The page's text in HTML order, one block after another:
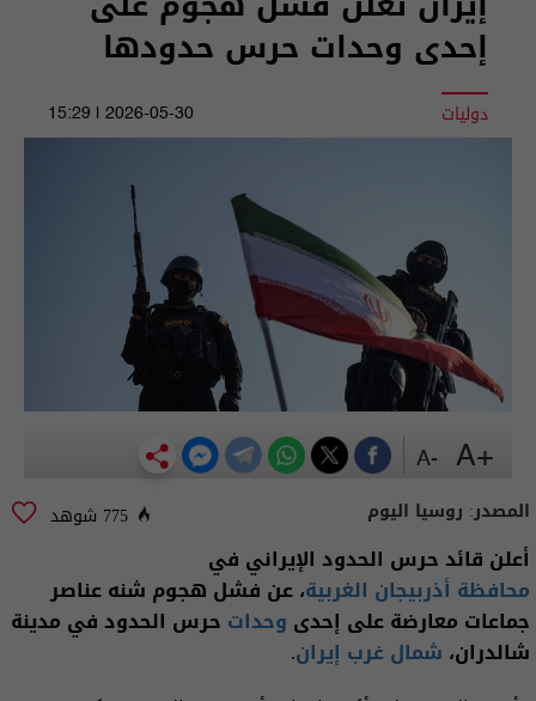
إحدى وحدات حرس حدودها
دوليات 2026-05-30 | 15:29
المصدر: روسيا اليوم 775 شوهد
أعلن قائد حرس الحدود الإيراني في
محافظة أذربيجان الغربية، عن فشل هجوم شنه عناصر
جماعات معارضة على إحدى وحدات حرس الحدود في مدينة
شالدران، شمال غرب إيران.
+A
-A